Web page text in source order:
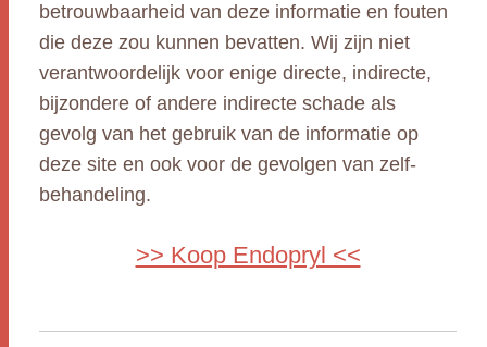
betrouwbaarheid van deze informatie en fouten
die deze zou kunnen bevatten. Wij zijn niet
verantwoordelijk voor enige directe, indirecte,
bijzondere of andere indirecte schade als
gevolg van het gebruik van de informatie op
deze site en ook voor de gevolgen van zelf-
behandeling.
>> Koop Endopryl <<